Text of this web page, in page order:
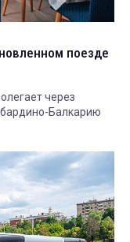
поезде
через
Балкарию